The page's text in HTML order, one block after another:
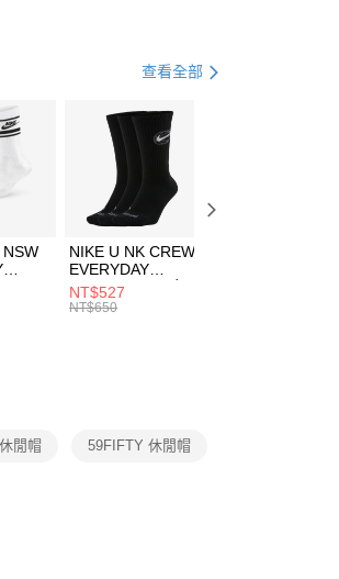
。
」後，將跳轉至「AFTEE先享後
後，即可完成結帳。
簡訊。
此簡訊中的連結，可透過四大超商
款，方視為交易完成。
費，但若您需要取消訂單，請聯
訂單仍視為有效，需透過AFTEE
資料，並將交易相關給付款項請
網址：
)免運費
)免運費
)免運費
查看全部
CR
NIKE U NK CREW
EVERYDAY
BBALL 3PR 男女
長統襪
NT$527
NT$650
閒帽 59FIFTY 休閒帽